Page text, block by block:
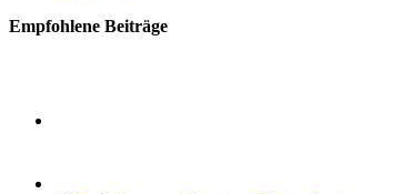
Empfohlene Beiträge